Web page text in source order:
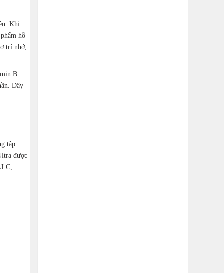
Khi
hỗ
trí nhớ,
B.
Đây
tập
được